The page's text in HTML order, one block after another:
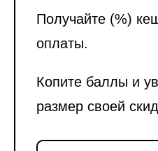
Получайте (%)
оплаты.
Копите баллы и
размер своей